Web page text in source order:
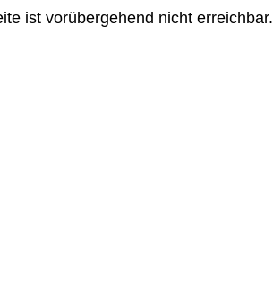
ist vorübergehend nicht erreichbar.